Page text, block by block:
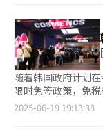
协助办理登机手续
产品的客户可获得最
百货店早在2023年
小组（TF）以来，
平台。 据悉，新世界百货店于2023年8月将“旅游中介业务”纳入
经营范围，并于去
布局。同年，公司
奠定了组织基础。 业内人士分析称，“旅游+购物”的消费新模式
“Smart Seller”不
备。由于购买免税
此所有功能必须集
备可实现购买免税
将护照放置在识别
片进行本人身份确
“Smart Seller”应
信息时，使用了光学
随着韩国政府计划
限时免签政策，免
的“免签红利”。业
2025-06-19 19:13:38